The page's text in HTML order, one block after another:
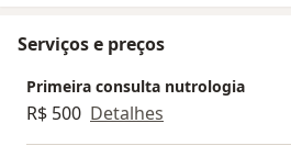
Serviços e preços
Primeira consulta nutrologia
R$ 500 Detalhes